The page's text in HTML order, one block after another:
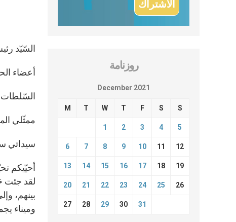
السّيّد
أعضاء
السّلطات
ممثّلي
سيداتي
أحيّيكم
لقد جئت
بينهم،
وميناء
روزنامة
December 2021
M T W T F S S
1 2 3 4 5
6 7 8 9 10 11 12
13 14 15 16 17 18 19
20 21 22 23 24 25 26
27 28 29 30 31